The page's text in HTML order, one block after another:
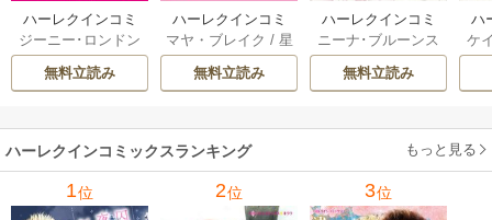
ハーレクインコミ
ックス セット 202
6年 vol.1064 1巻
ジーニー･ロンドン
橘花夜/ メアリ
ー･ライアンズ
ーガン/星合操/ア
ン･ウィール/ 津寺
里可子
無料立読み
ハーレクインコミ
ックス セット 202
6年 vol.1002 1巻
マヤ・ブレイク / 星
野正美/ ヘレン･ブ
ルックス/のわきね
ウェイ/一重夕子
無料立読み
ハーレクインコミ
ックス セット 202
6年 vol.1063 1巻
ニーナ･ブルーンス
おおつきちずる
レベッカ･ヨーク
ーディ/海野みつる
サラ･ウッド/流
水凛子
無料立読み
ハ
ッ
ケ
ザ
ハーレクインコミックスランキング もっと見る
1位 2位 3位